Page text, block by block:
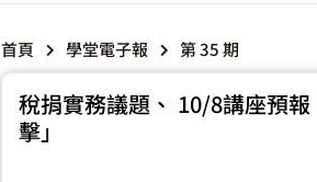
首頁 學堂電子報 第 35 期
稅捐實務議題、 10/8講座預
擊」